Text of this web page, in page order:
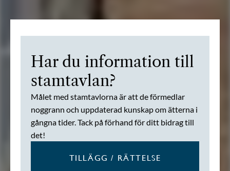
Har du information till
stamtavlan?
Målet med stamtavlorna är att de förmedlar
noggrann och uppdaterad kunskap om ätterna i
gångna tider. Tack på förhand för ditt bidrag till
det!
TILLÄGG / RÄTTELSE